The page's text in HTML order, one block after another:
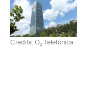
Credits: O2Telefónica